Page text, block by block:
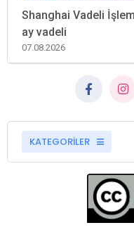
Shanghai Vadeli
ay vadeli
07.08.2026
KATEGORİLER